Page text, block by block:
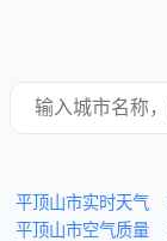
平顶山市实时天气
平顶山市空气质量